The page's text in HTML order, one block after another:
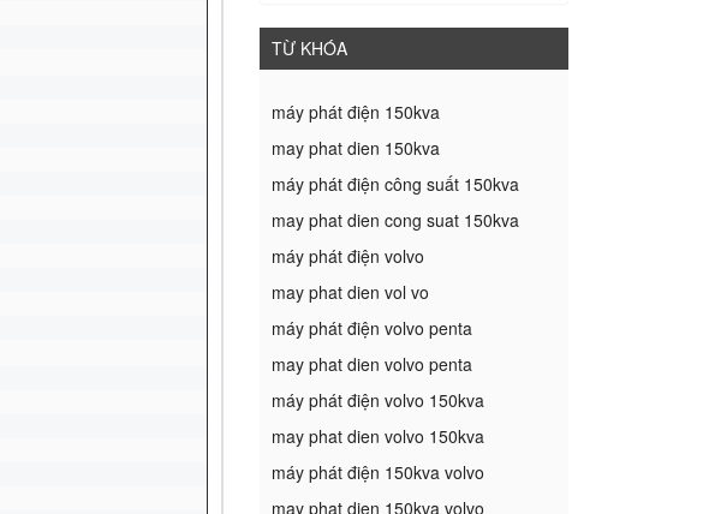
TỪ KHÓA
máy phát điện 150kva
may phat dien 150kva
máy phát điện công suất 150kva
may phat dien cong suat 150kva
máy phát điện volvo
may phat dien vol vo
máy phát điện volvo penta
may phat dien volvo penta
máy phát điện volvo 150kva
may phat dien volvo 150kva
máy phát điện 150kva volvo
may phat dien 150kva volvo